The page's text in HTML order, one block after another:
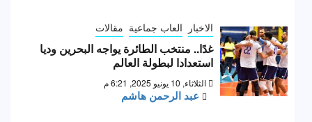
الاخبار العاب جماعية مقالات
غدًا.. منتخب الطائرة يواجه البحرين وديا
استعدادا لبطولة العالم
الثلاثاء, 10 يونيو 2025, 6:21 م
عبد الرحمن هاشم